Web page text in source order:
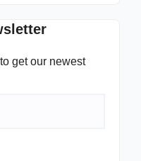
get our newest